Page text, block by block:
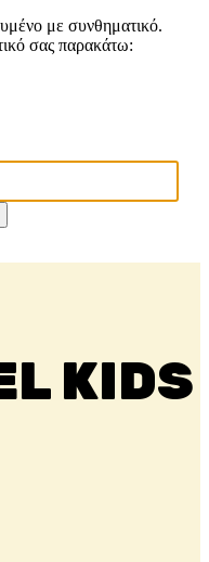
με συνθηματικό.
σας παρακάτω:
KIDS